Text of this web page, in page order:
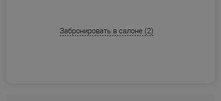
Забронировать в салоне (2)